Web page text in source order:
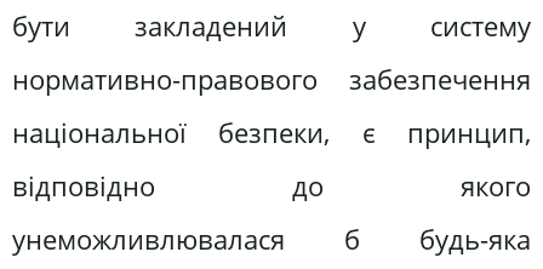
бути закладений у систему
нормативно-правового забезпечення
національної безпеки, є принцип,
відповідно до якого
унеможливлювалася б будь-яка